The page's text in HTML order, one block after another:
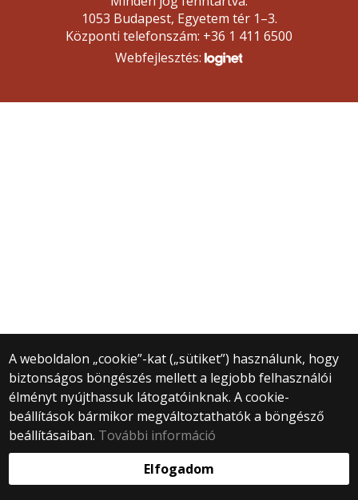
A weboldalon „cookie”-kat („sütiket”) használunk, hogy
biztonságos böngészés mellett a legjobb felhasználói
élményt nyújthassuk látogatóinknak. A cookie-
beállítások bármikor megváltoztathatók a böngésző
beállításaiban. További információ
Elfogadom
1053 Budapest, Egyetem tér 1–3.
Központi telefonszám: +36 1 411 6500
Webfejlesztés: